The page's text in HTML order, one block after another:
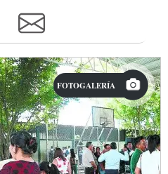
FOTOGALERÍA